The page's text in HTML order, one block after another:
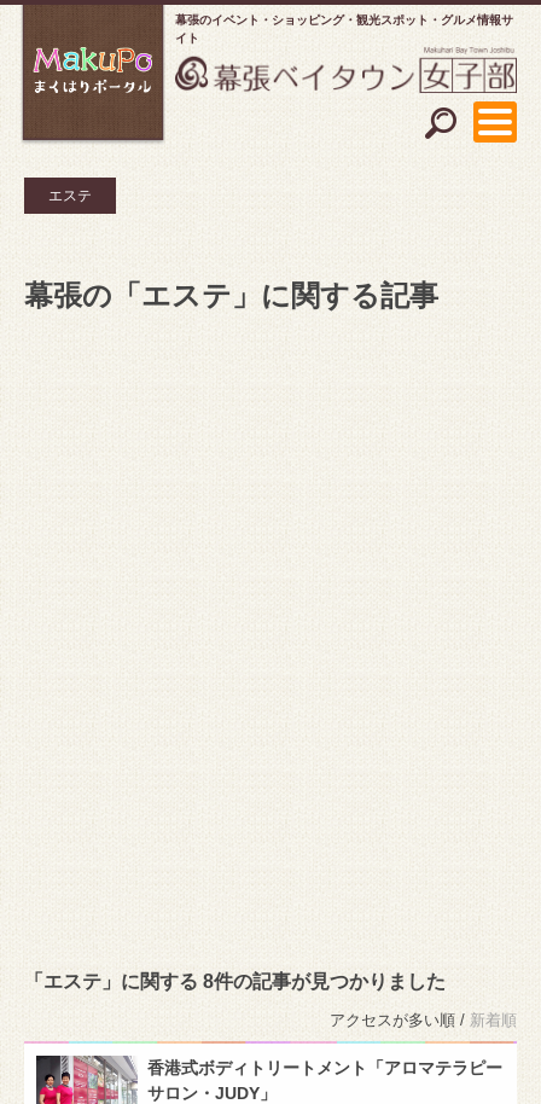
幕張のイベント・ショッピング
観光スポット・グルメ情報サ
イト
エステ
幕張の「エステ」に関する記事
「エステ」に関する 8件の記事が見つかりました
アクセスが多い順 / 新着順
香港式ボディトリートメント「アロマテラピー
サロン・JUDY」